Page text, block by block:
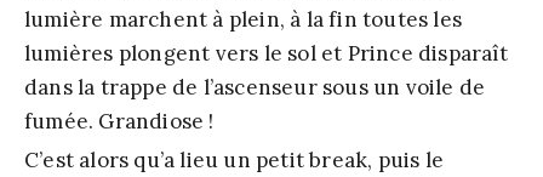
lumière marchent à plein, à la fin toutes les
lumières plongent vers le sol et Prince disparaît
dans la trappe de l’ascenseur sous un voile de
fumée. Grandiose !
C’est alors qu’a lieu un petit break, puis le